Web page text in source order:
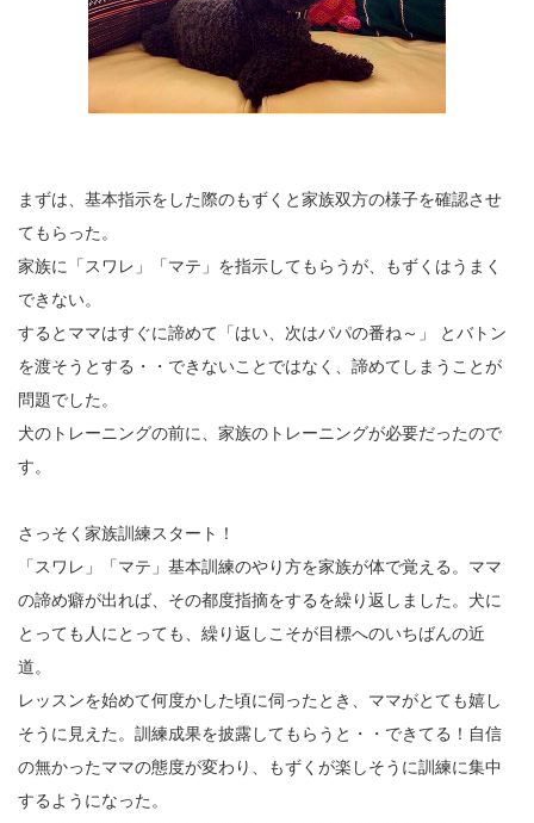
まずは、基本指示をした際のもずくと家族双方の様子を確認させ
てもらった。
家族に「スワレ」「マテ」を指示してもらうが、もずくはうまく
できない。
するとママはすぐに諦めて「はい、次はパパの番ね～」 とバトン
を渡そうとする・・できないことではなく、諦めてしまうことが
問題でした。
犬のトレーニングの前に、家族のトレーニングが必要だったので
す。
さっそく家族訓練スタート！
「スワレ」「マテ」基本訓練のやり方を家族が体で覚える。ママ
の諦め癖が出れば、その都度指摘をするを繰り返しました。犬に
とっても人にとっても、繰り返しこそが目標へのいちばんの近
道。
レッスンを始めて何度かした頃に伺ったとき、ママがとても嬉し
そうに見えた。訓練成果を披露してもらうと・・できてる！自信
の無かったママの態度が変わり、もずくが楽しそうに訓練に集中
するようになった。